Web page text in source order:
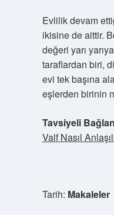
Evlilik devam
ikisine de aittir.
değeri yarı
taraflardan biri,
evi tek başına
eşlerden birinin
Tavsiyeli
Valf Nasıl
Tarih: Makaleler